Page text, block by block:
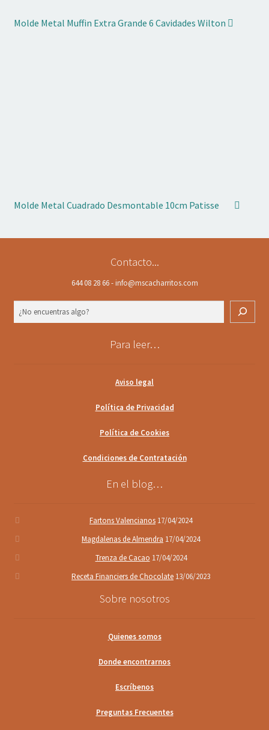
Molde Metal Muffin Extra Grande 6 Cavidades Wilton
Molde Metal Cuadrado Desmontable 10cm Patisse
Contacto...
644 08 28 66 - info@mscacharritos.com
Para leer…
Aviso legal
Política de Privacidad
Política de Cookies
Condiciones de Contratación
En el blog…
Fartons Valencianos 17/04/2024
Magdalenas de Almendra 17/04/2024
Trenza de Cacao 17/04/2024
Receta Financiers de Chocolate 13/06/2023
Sobre nosotros
Quienes somos
Donde encontrarnos
Escríbenos
Preguntas Frecuentes